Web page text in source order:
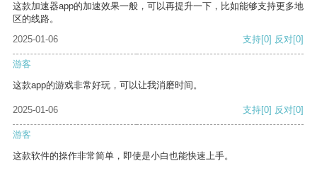
这款加速器app的加速效果一般，可以再提升一下，比如能够支持更多地
区的线路。
2025-01-06
支持[0] 反对[0]
游客
这款app的游戏非常好玩，可以让我消磨时间。
2025-01-06 支持[0] 反对[0]
游客
这款软件的操作非常简单，即使是小白也能快速上手。